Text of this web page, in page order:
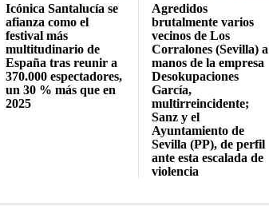
Icónica Santalucía se
afianza como el
festival más
multitudinario de
España tras reunir a
370.000 espectadores,
un 30 % más que en
2025
Agredidos
brutalmente varios
vecinos de Los
Corralones (Sevilla) a
manos de la empresa
Desokupaciones
García,
multirreincidente;
Sanz y el
Ayuntamiento de
Sevilla (PP), de perfil
ante esta escalada de
violencia